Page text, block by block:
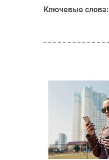
Ключевые слова: